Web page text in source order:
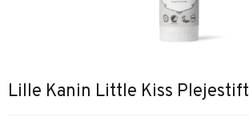
Lille Kanin Little Kiss Plejestift